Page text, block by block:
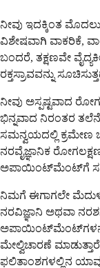
ನೀವು ಇದಕ್ಕಿಂತ
ವಿಶೇಷವಾಗಿ ವಾಕರಿಕೆ,
ಬಂದರೆ, ತಕ್ಷಣವೇ
ರಕ್ತಸ್ರಾವವನ್ನು
ನೀವು ಅಸ್ಪಷ್ಟವಾದ
ಭಿನ್ನವಾದ ನಿರಂತರ
ಸಮನ್ವಯದಲ್ಲಿ ಕ್ರಮೇಣ
ನರವೈಜ್ಞಾನಿಕ
ಅಪಾಯಿಂಟ್‌ಮೆಂಟ್‌ಗೆ
ನಿಮಗೆ ಈಗಾಗಲೇ
ನರವಿಜ್ಞಾನಿ ಅಥವಾ
ಅಪಾಯಿಂಟ್‌ಮೆಂಟ್‌ಗಳನ್ನು
ಮೇಲ್ವಿಚಾರಣೆ
ಫಲಿತಾಂಶಗಳಲ್ಲಿನ